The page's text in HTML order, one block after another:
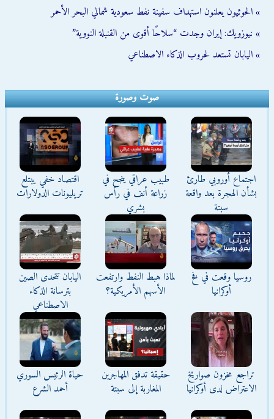
» الحوثيون يعلنون استهداف سفينة نفط سعودية شمالي البحر الأحمر
» نيوزويك: إيران وجدت “سلاحًا أقوى من القنبلة النووية”
» اليابان تستعد لحروب الذكاء الاصطناعي
صوت وصورة
اجتماع أوروبي طارئ
بشأن الهجرة بعد واقعة
سبتة
طبيب عراقي ينجح في
زراعة أنف في رأس
بشري
اقتصاد خفي يبتلع
تريليونات الدولارات
روسيا وقعت في فخ
أوكرانيا
لماذا هبط النفط وارتفعت
الأسهم الأمريكية؟
اليابان تتحدى الصين
بترسانة الذكاء
الاصطناعي
تراجع مخزون صواريخ
الاعتراض لدى أوكرانيا
حقيقة تدفق المهاجرين
المغاربة إلى سبتة
حياة الرئيس السوري
أحمد الشرع